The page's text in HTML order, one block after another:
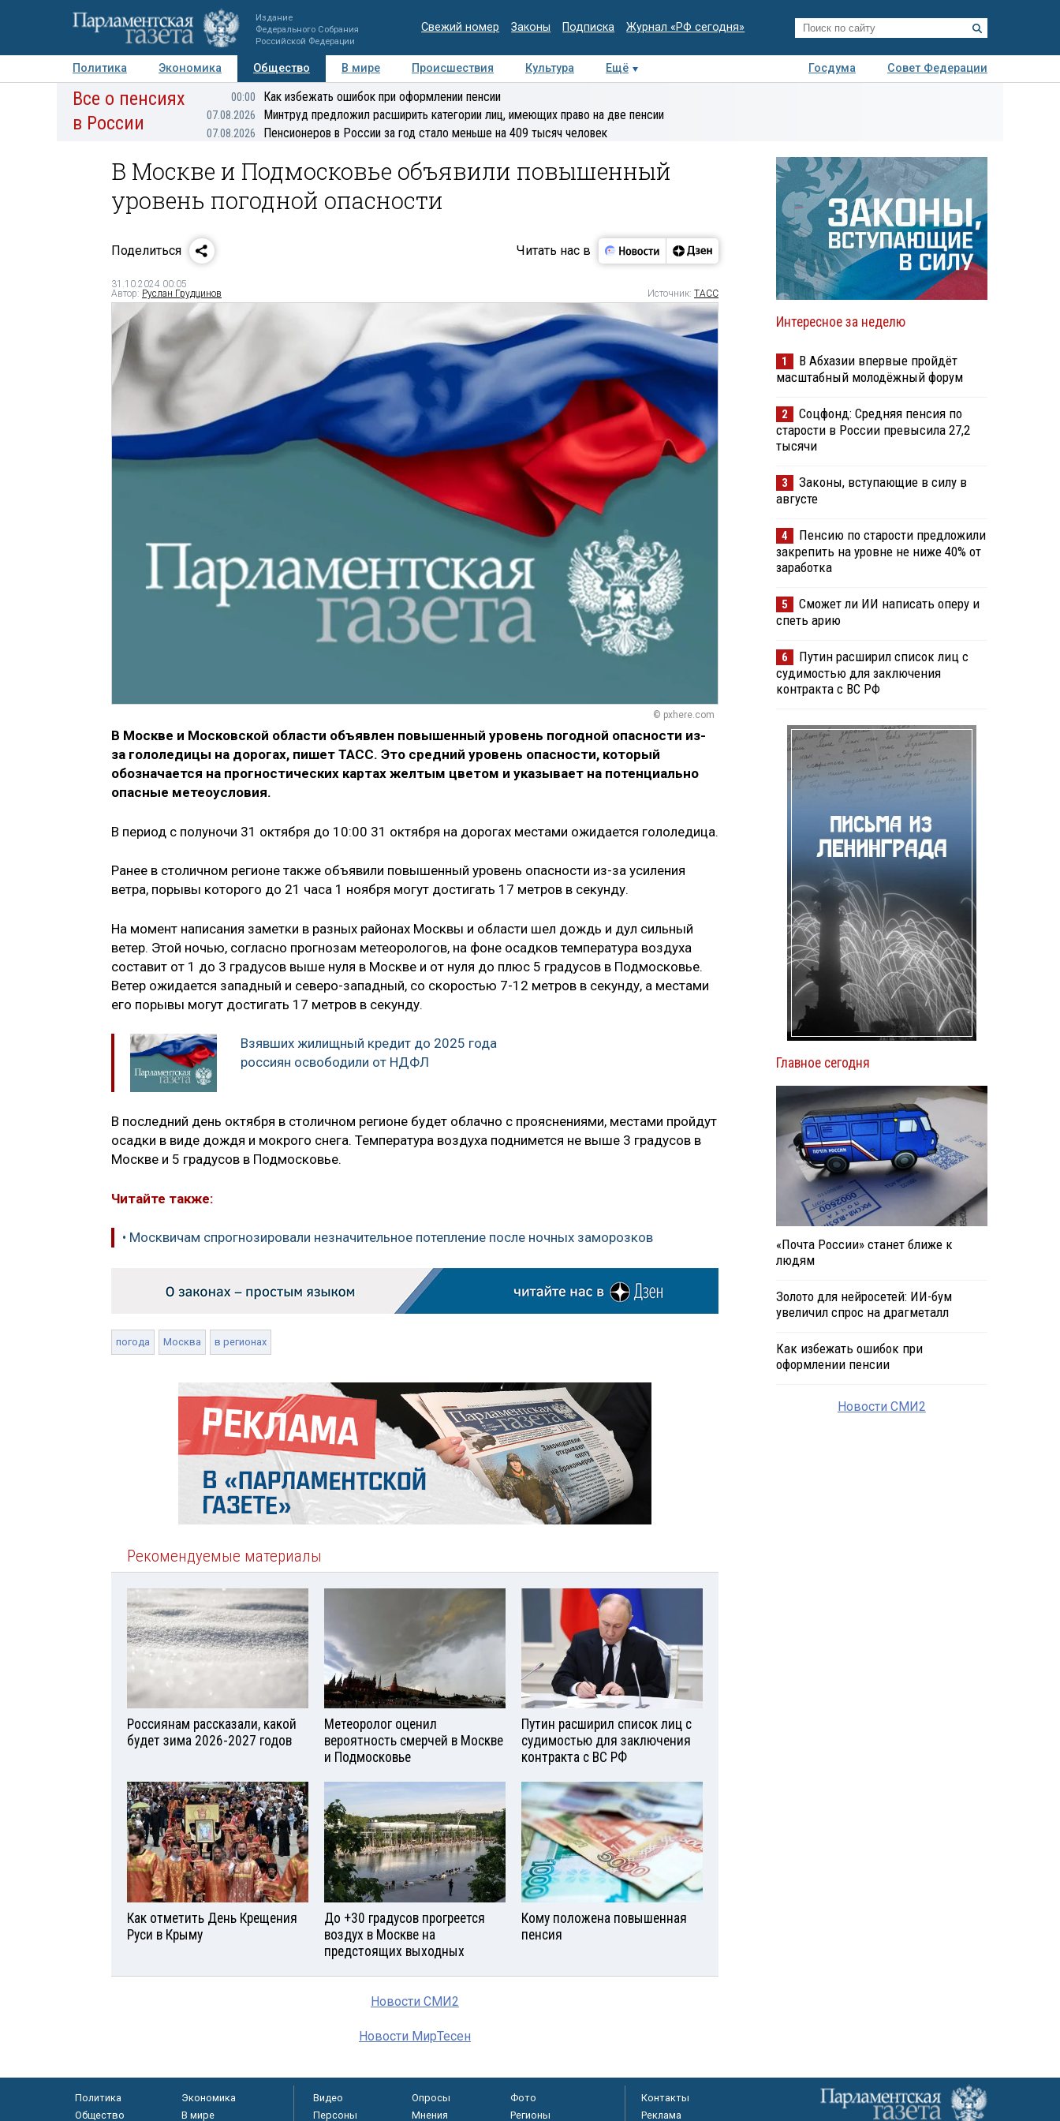
Издание
Федерального Собрания
Российской Федерации
Свежий номер Законы Подписка Журнал «РФ сегодня»
Политика Экономика Общество В мире Происшествия Культура Ещё Госдума
Совет Федерации
Авторы Персоны Мнения Регионы Медиацентр Интервью
Все о пенсиях
в России
00:00 Как избежать ошибок при оформлении пенсии
07.08.2026 Минтруд предложил расширить категории лиц, имеющих право на две пенсии
07.08.2026 Пенсионеров в России за год стало меньше на 409 тысяч человек
В Москве и Подмосковье объявили повышенный
уровень погодной опасности
Поделиться Читать нас в
31.10.2024 00:05
Автор: Руслан Грудцинов Источник: ТАСС
© pxhere.com
В Москве и Московской области объявлен повышенный уровень погодной опасности из-
за гололедицы на дорогах, пишет ТАСС. Это средний уровень опасности, который
обозначается на прогностических картах желтым цветом и указывает на потенциально
опасные метеоусловия.
В период с полуночи 31 октября до 10:00 31 октября на дорогах местами ожидается гололедица.
Ранее в столичном регионе также объявили повышенный уровень опасности из-за усиления
ветра, порывы которого до 21 часа 1 ноября могут достигать 17 метров в секунду.
На момент написания заметки в разных районах Москвы и области шел дождь и дул сильный
ветер. Этой ночью, согласно прогнозам метеорологов, на фоне осадков температура воздуха
составит от 1 до 3 градусов выше нуля в Москве и от нуля до плюс 5 градусов в Подмосковье.
Ветер ожидается западный и северо-западный, со скоростью 7-12 метров в секунду, а местами
его порывы могут достигать 17 метров в секунду.
Взявших жилищный кредит до 2025 года
россиян освободили от НДФЛ
В последний день октября в столичном регионе будет облачно с прояснениями, местами пройдут
осадки в виде дождя и мокрого снега. Температура воздуха поднимется не выше 3 градусов в
Москве и 5 градусов в Подмосковье.
Читайте также:
• Москвичам спрогнозировали незначительное потепление после ночных заморозков
погода Москва в регионах
Рекомендуемые материалы
Россиянам рассказали, какой
будет зима 2026-2027 годов
Метеоролог оценил
вероятность смерчей в Москве
и Подмосковье
Путин расширил список лиц с
судимостью для заключения
контракта с ВС РФ
Как отметить День Крещения
Руси в Крыму
До +30 градусов прогреется
воздух в Москве на
предстоящих выходных
Кому положена повышенная
пенсия
Новости СМИ2
Новости МирТесен
Интересное за неделю
1
В Абхазии впервые пройдёт
масштабный молодёжный форум
2
Соцфонд: Средняя пенсия по
старости в России превысила 27,2
тысячи
3
Законы, вступающие в силу в
августе
4
Пенсию по старости предложили
закрепить на уровне не ниже 40% от
заработка
5
Сможет ли ИИ написать оперу и
спеть арию
6
Путин расширил список лиц с
судимостью для заключения
контракта с ВС РФ
Главное сегодня
«Почта России» станет ближе к
людям
Золото для нейросетей: ИИ-бум
увеличил спрос на драгметалл
Как избежать ошибок при
оформлении пенсии
Новости СМИ2
Политика
Экономика
Общество
В мире
Видео Опросы
Фото
Персоны
Мнения Регионы
Контакты
Реклама